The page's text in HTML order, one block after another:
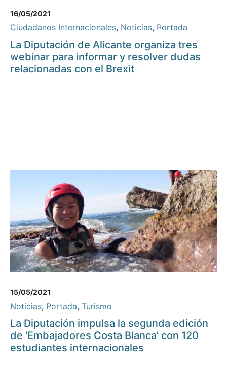
16/05/2021
Ciudadanos Internacionales, Noticias, Portada
La Diputación de Alicante organiza tres
webinar para informar y resolver dudas
relacionadas con el Brexit
15/05/2021
Noticias, Portada, Turismo
La Diputación impulsa la segunda edición
de ‘Embajadores Costa Blanca’ con 120
estudiantes internacionales